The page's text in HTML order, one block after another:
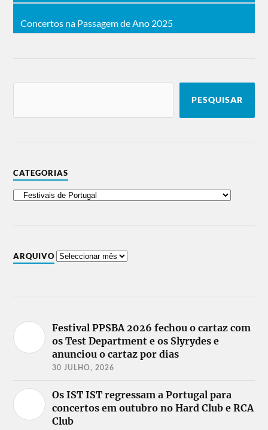
Concertos na Passagem de Ano 2025
PESQUISAR
CATEGORIAS
ARQUIVO
Festival PPSBA 2026 fechou o cartaz com
os Test Department e os Slyrydes e
anunciou o cartaz por dias
30 JULHO, 2026
Os IST IST regressam a Portugal para
concertos em outubro no Hard Club e RCA
Club